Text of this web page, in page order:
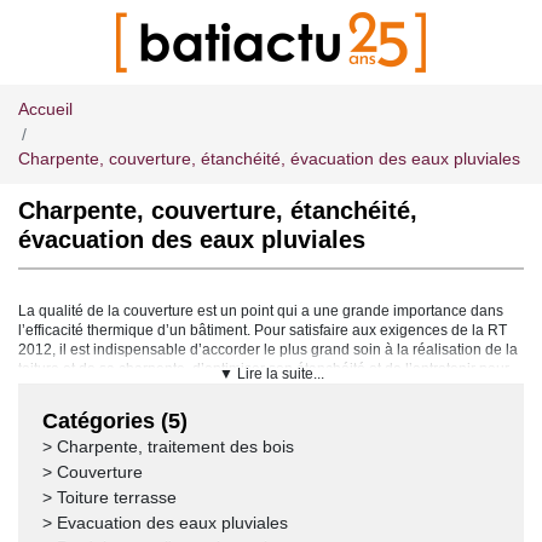
Accueil
Charpente, couverture, étanchéité, évacuation des eaux pluviales
Charpente, couverture, étanchéité,
évacuation des eaux pluviales
La qualité de la couverture est un point qui a une grande importance dans
l’efficacité thermique d’un bâtiment. Pour satisfaire aux exigences de la RT
2012, il est indispensable d’accorder le plus grand soin à la réalisation de la
toiture et de sa charpente, d’optimiser son étanchéité et de l’entretenir pour
Protéger de l’eau et des insectes
Au niveau de la toiture et de la charpente, deux ennemis sont à combattre :
l’eau et es termites. Il est possible de protéger toutes les parties boisées du
respectueuses de l’environnement conformément aux nouvelles
règlementations. En ce qui concerne l’eau, la toiture comme la charpente
▼ Lire la suite...
Catégories (5)
> Charpente, traitement des bois
> Couverture
> Toiture terrasse
> Evacuation des eaux pluviales